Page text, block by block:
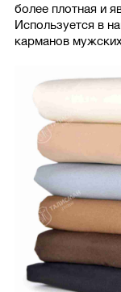
более плотная и
Используется в
карманов